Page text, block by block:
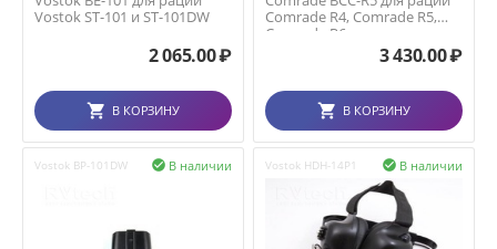
Vostok ST-101 и ST-101DW
2 065.00₽
В КОРЗИНУ
Comrade R4, Comrade R5,
Comrade R6
3 430.00₽
В КОРЗИНУ
Vostok BP-101DW В наличии
 Vostok HDH-14P1 В наличии
